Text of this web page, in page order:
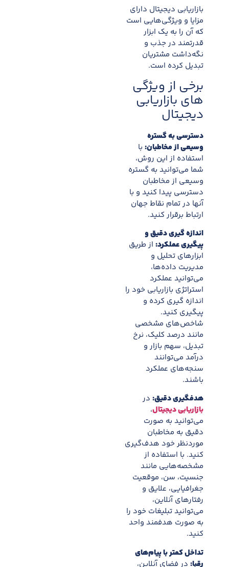
بازاریابی دیجیتال دارای
مزایا و ویژگی‌هایی است
که آن را به یک ابزار
قدرتمند در جذب و
نگه‌داشت مشتریان
تبدیل کرده است.
برخی از ویژگی
های بازاریابی
دیجیتال
دسترسی به گستره
وسیعی از مخاطبان: با
استفاده از این روش،
شما می‌توانید به گستره
وسیعی از مخاطبان
دسترسی پیدا کنید و با
آنها در تمام نقاط جهان
ارتباط برقرار کنید.
اندازه گیری دقیق و
پیگیری عملکرد: از طریق
ابزارهای تحلیل و
مدیریت داده‌ها،
می‌توانید عملکرد
استراتژی بازاریابی خود را
اندازه گیری کرده و
پیگیری کنید.
شاخص‌های مشخصی
مانند درصد کلیک، نرخ
تبدیل، سهم بازار و
درآمد می‌توانند
سنجه‌های عملکرد
باشند.
هدفگیری دقیق: در
بازاریابی دیجیتال،
می‌توانید به صورت
دقیق به مخاطبان
موردنظر خود هدف‌گیری
کنید. با استفاده از
مشخصه‌هایی مانند
جنسیت، سن، موقعیت
جغرافیایی، علایق و
رفتارهای آنلاین،
می‌توانید تبلیغات خود را
به صورت هدفمند واحد
کنید.
تداخل کمتر با پیام‌های
رقبا: در فضای آنلاین،